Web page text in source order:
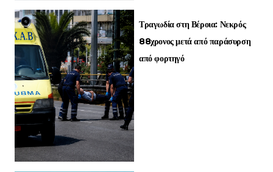
Τραγωδία στη Βέροια: Νεκρός
88χρονος μετά από παράσυρση
από φορτηγό